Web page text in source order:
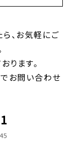
、お気軽にご
ります。
お問い合わせ